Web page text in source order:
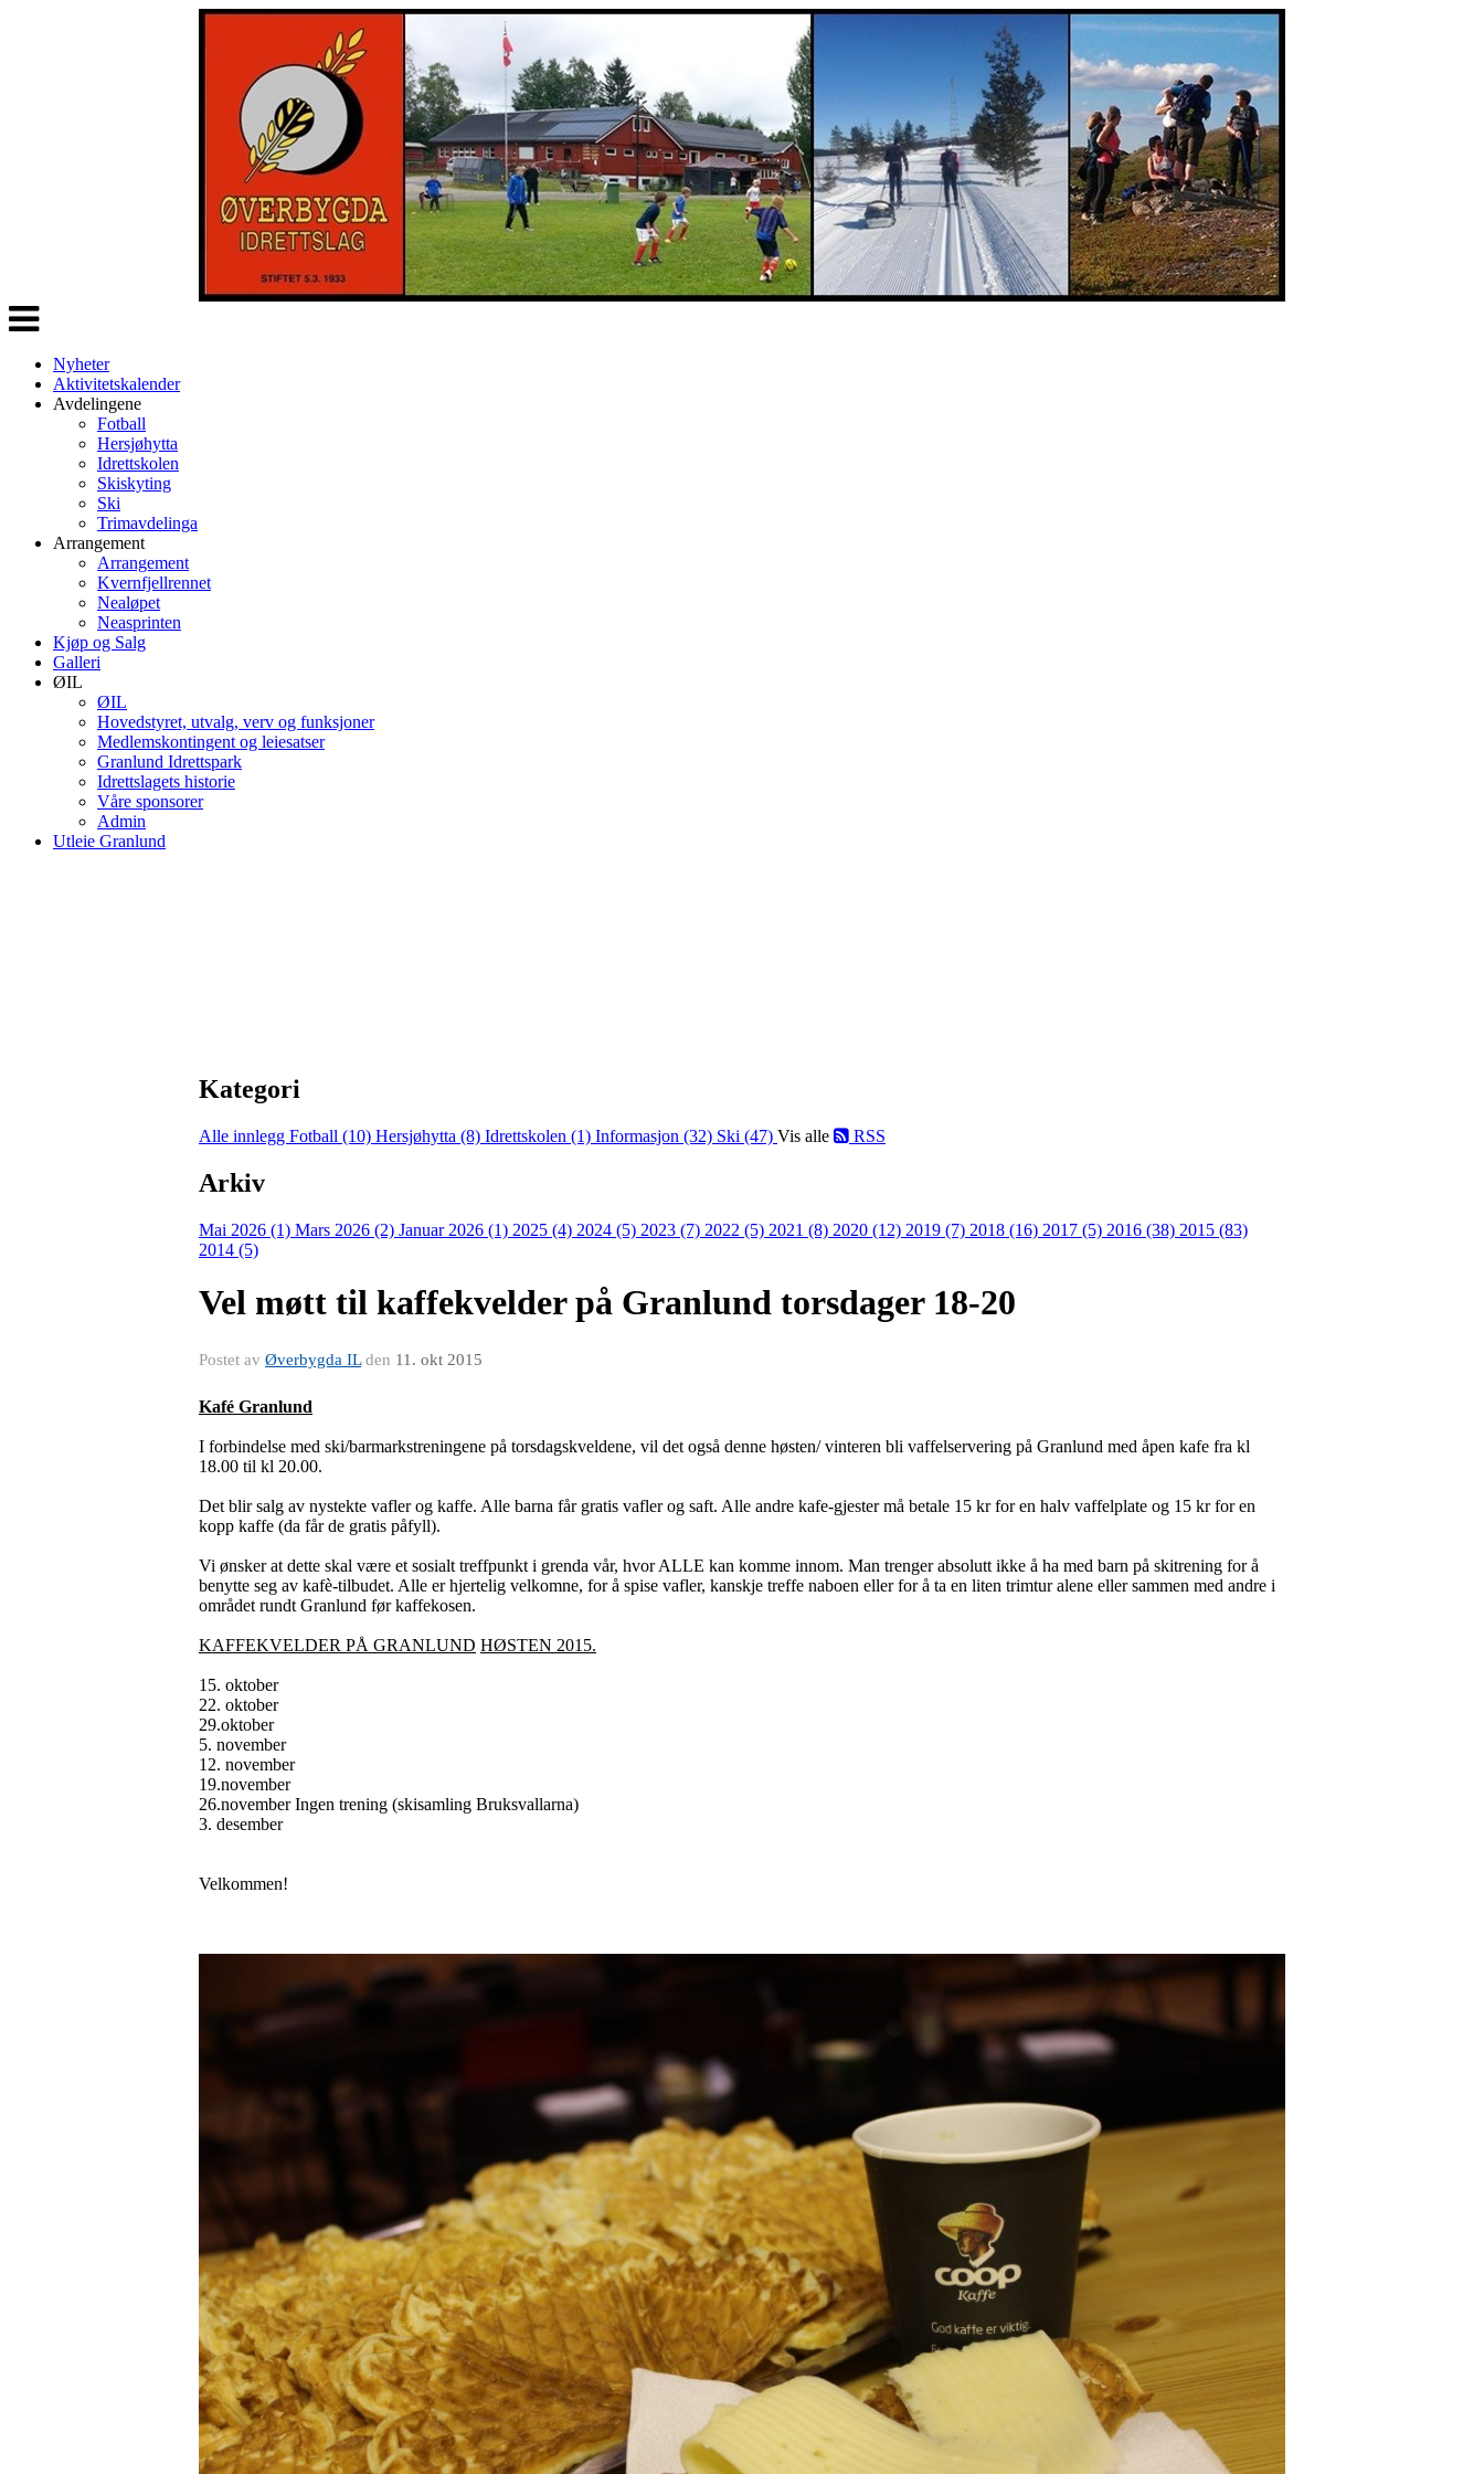
Veksle
navigasjon
Nyheter
Aktivitetskalender
Avdelingene
Fotball
Hersjøhytta
Idrettskolen
Skiskyting
Ski
Trimavdelinga
Arrangement
Arrangement
Kvernfjellrennet
Nealøpet
Neasprinten
Kjøp og Salg
Galleri
ØIL
ØIL
Hovedstyret, utvalg, verv og funksjoner
Medlemskontingent og leiesatser
Granlund Idrettspark
Idrettslagets historie
Våre sponsorer
Admin
Utleie Granlund
Kategori
Alle innlegg Fotball (10) Hersjøhytta (8) Idrettskolen (1) Informasjon (32) Ski (47) Vis alle RSS
Arkiv
Mai 2026 (1) Mars 2026 (2) Januar 2026 (1) 2025 (4) 2024 (5) 2023 (7) 2022 (5) 2021 (8) 2020 (12) 2019 (7) 2018 (16) 2017 (5) 2016 (38) 2015 (83)
2014 (5)
Vel møtt til kaffekvelder på Granlund torsdager 18-20
Postet av Øverbygda ILden 11. okt 2015
Kafé Granlund
I forbindelse med ski/barmarkstreningene på torsdagskveldene, vil det også denne høsten/ vinteren bli vaffelservering på Granlund med åpen kafe fra kl
18.00 til kl 20.00.
Det blir salg av nystekte vafler og kaffe. Alle barna får gratis vafler og saft. Alle andre kafe-gjester må betale 15 kr for en halv vaffelplate og 15 kr for en
kopp kaffe (da får de gratis påfyll).
Vi ønsker at dette skal være et sosialt treffpunkt i grenda vår, hvor ALLE kan komme innom. Man trenger absolutt ikke å ha med barn på skitrening for å
benytte seg av kafè-tilbudet. Alle er hjertelig velkomne, for å spise vafler, kanskje treffe naboen eller for å ta en liten trimtur alene eller sammen med andre i
området rundt Granlund før kaffekosen.
KAFFEKVELDER PÅ GRANLUND HØSTEN 2015.
15. oktober
22. oktober
29.oktober
5. november
12. november
19.november
26.november Ingen trening (skisamling Bruksvallarna)
3. desember
Velkommen!